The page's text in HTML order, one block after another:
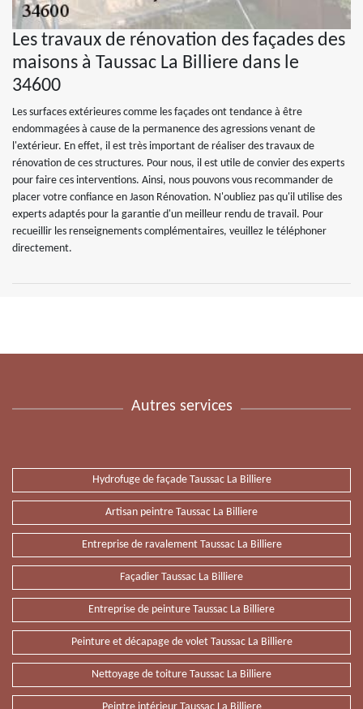
Les travaux de rénovation des façades des
maisons à Taussac La Billiere dans le
34600
Les surfaces extérieures comme les façades ont tendance à être
endommagées à cause de la permanence des agressions venant de
l'extérieur. En effet, il est très important de réaliser des travaux de
rénovation de ces structures. Pour nous, il est utile de convier des experts
pour faire ces interventions. Ainsi, nous pouvons vous recommander de
placer votre confiance en Jason Rénovation. N'oubliez pas qu'il utilise des
experts adaptés pour la garantie d'un meilleur rendu de travail. Pour
recueillir les renseignements complémentaires, veuillez le téléphoner
directement.
Autres services
Hydrofuge de façade Taussac La Billiere
Artisan peintre Taussac La Billiere
Entreprise de ravalement Taussac La Billiere
Façadier Taussac La Billiere
Entreprise de peinture Taussac La Billiere
Peinture et décapage de volet Taussac La Billiere
Nettoyage de toiture Taussac La Billiere